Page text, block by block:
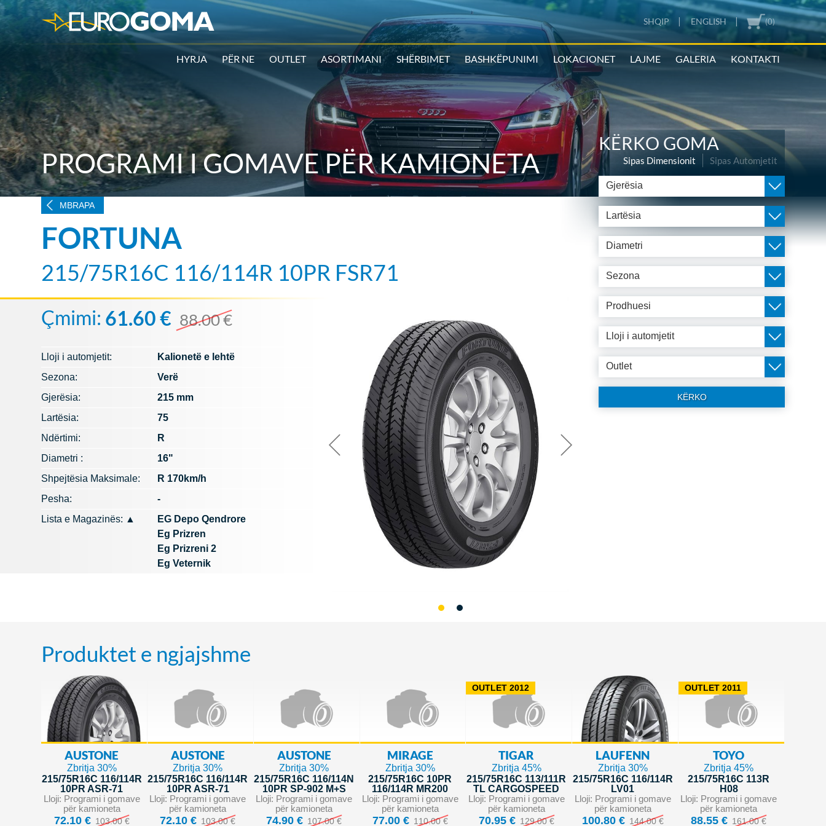
(0)
SHQIP | ENGLISH |
HYRJA PËR NE OUTLET ASORTIMANI SHËRBIMET BASHKËPUNIMI LOKACIONET LAJME GALERIA KONTAKTI
PROGRAMI I GOMAVE PËR KAMIONETA
KËRKO GOMA
Sipas Dimensionit Sipas Automjetit
Gjerësia
Lartësia
Diametri
Sezona
Prodhuesi
Lloji i automjetit
Outlet
KËRKO
MBRAPA
FORTUNA
215/75R16C 116/114R 10PR FSR71
Çmimi: 61.60 € 88.00 €
Lloji i automjetit:
Kalionetë e lehtë
Sezona:
Verë
Gjerësia:
215 mm
Lartësia:
75
Ndërtimi:
R
Diametri :
16"
Shpejtësia Maksimale:
R 170km/h
Pesha:
-
Lista e Magazinës: ▲
EG Depo Qendrore
Eg Prizren
Eg Prizreni 2
Eg Veternik
Produktet e ngjajshme
AUSTONE
Zbritja 30%
215/75R16C 116/114R
10PR ASR-71
Lloji: Programi i gomave
për kamioneta
72.10 € 103.00 €
AUSTONE
Zbritja 30%
215/75R16C 116/114R
10PR ASR-71
Lloji: Programi i gomave
për kamioneta
72.10 € 103.00 €
AUSTONE
Zbritja 30%
215/75R16C 116/114N
10PR SP-902 M+S
Lloji: Programi i gomave
për kamioneta
74.90 € 107.00 €
MIRAGE
Zbritja 30%
215/75R16C 10PR
116/114R MR200
Lloji: Programi i gomave
për kamioneta
77.00 € 110.00 €
OUTLET 2012
TIGAR
Zbritja 45%
215/75R16C 113/111R
TL CARGOSPEED
Lloji: Programi i gomave
për kamioneta
70.95 € 129.00 €
LAUFENN
Zbritja 30%
215/75R16C 116/114R
LV01
Lloji: Programi i gomave
për kamioneta
100.80 € 144.00 €
OUTLET 2011
TOYO
Zbritja 45%
215/75R16C 113R
H08
Lloji: Programi i gomave
për kamioneta
88.55 € 161.00 €